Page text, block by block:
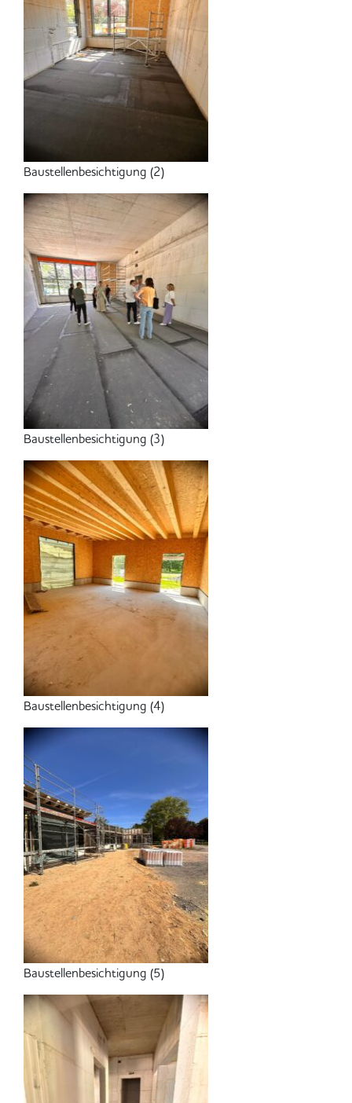
Baustellenbesichtigung (2)
Baustellenbesichtigung (3)
Baustellenbesichtigung (4)
Baustellenbesichtigung (5)